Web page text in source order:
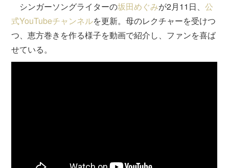
シンガーソングライターの坂田めぐみが2月11日、公
式YouTubeチャンネルを更新。母のレクチャーを受けつ
つ、恵方巻きを作る様子を動画で紹介し、ファンを喜ば
せている。